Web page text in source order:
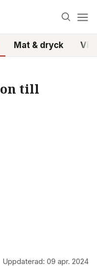
Mat & dryck
till
Uppdaterad: 09 apr. 2024